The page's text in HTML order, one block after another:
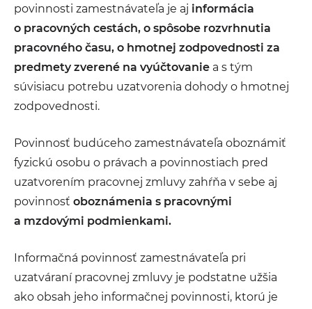
povinnosti zamestnávateľa je aj informácia
o pracovných cestách, o spôsobe rozvrhnutia
pracovného času, o hmotnej zodpovednosti za
predmety zverené na vyúčtovanie a s tým
súvisiacu potrebu uzatvorenia dohody o hmotnej
zodpovednosti.
Povinnosť budúceho zamestnávateľa oboznámiť
fyzickú osobu o právach a povinnostiach pred
uzatvorením pracovnej zmluvy zahŕňa v sebe aj
povinnosť oboznámenia s pracovnými
a mzdovými podmienkami.
Informačná povinnosť zamestnávateľa pri
uzatváraní pracovnej zmluvy je podstatne užšia
ako obsah jeho informačnej povinnosti, ktorú je